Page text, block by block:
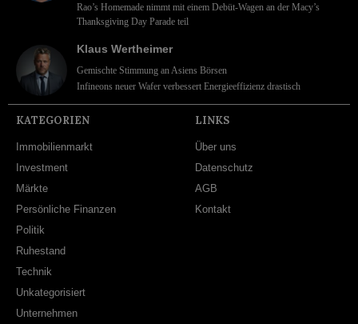
Rao’s Homemade nimmt mit einem Debüt-Wagen an der Macy’s
Thanksgiving Day Parade teil
Klaus Wertheimer
Gemischte Stimmung an Asiens Börsen
Infineons neuer Wafer verbessert Energieeffizienz drastisch
KATEGORIEN
Immobilienmarkt
Investment
Märkte
Persönliche Finanzen
Politik
Ruhestand
Technik
Unkategorisiert
Unternehmen
LINKS
Über uns
Datenschutz
AGB
Kontakt